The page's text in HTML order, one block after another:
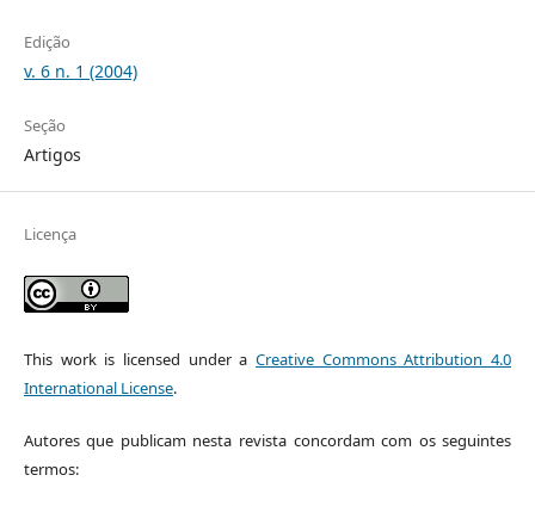
Edição
v. 6 n. 1 (2004)
Seção
Artigos
Licença
This work is licensed under aCreative Commons Attribution 4.0
International License.
Autores que publicam nesta revista concordam com os seguintes
termos: